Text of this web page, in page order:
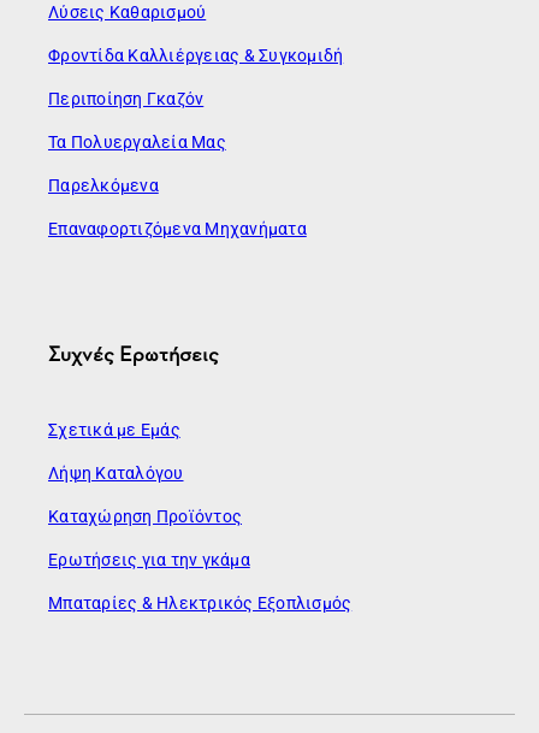
Λύσεις Καθαρισμού
Φροντίδα Καλλιέργειας & Συγκομιδή
Περιποίηση Γκαζόν
Τα Πολυεργαλεία Μας
Παρελκόμενα
Επαναφορτιζόμενα Μηχανήματα
Συχνές Ερωτήσεις
Σχετικά με Εμάς
Λήψη Καταλόγου
Καταχώρηση Προϊόντος
Ερωτήσεις για την γκάμα
Μπαταρίες & Ηλεκτρικός Εξοπλισμός